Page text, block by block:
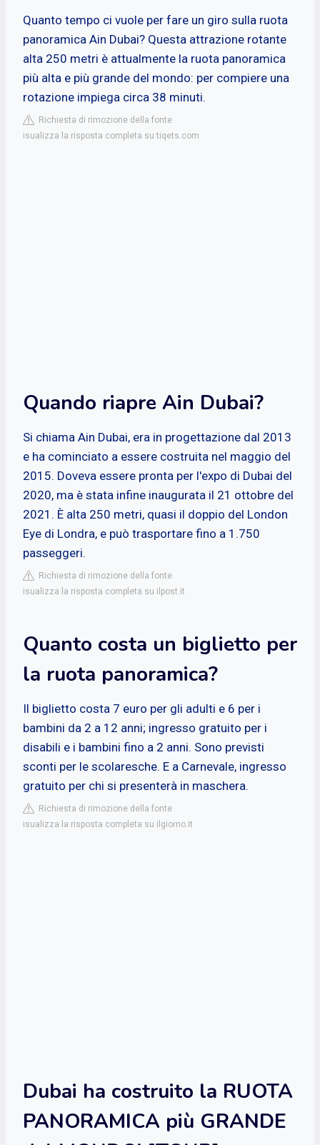
Quanto tempo ci vuole per fare un giro sulla ruota
panoramica Ain Dubai? Questa attrazione rotante
alta 250 metri è attualmente la ruota panoramica
più alta e più grande del mondo: per compiere una
rotazione impiega circa 38 minuti.
Richiesta di rimozione della fonte
isualizza la risposta completa su tiqets.com
Quando riapre Ain Dubai?
Si chiama Ain Dubai, era in progettazione dal 2013
e ha cominciato a essere costruita nel maggio del
2015. Doveva essere pronta per l'expo di Dubai del
2020, ma è stata infine inaugurata il 21 ottobre del
2021. È alta 250 metri, quasi il doppio del London
Eye di Londra, e può trasportare fino a 1.750
passeggeri.
Richiesta di rimozione della fonte
isualizza la risposta completa su ilpost.it
Quanto costa un biglietto per
la ruota panoramica?
Il biglietto costa 7 euro per gli adulti e 6 per i
bambini da 2 a 12 anni; ingresso gratuito per i
disabili e i bambini fino a 2 anni. Sono previsti
sconti per le scolaresche. E a Carnevale, ingresso
gratuito per chi si presenterà in maschera.
Richiesta di rimozione della fonte
isualizza la risposta completa su ilgiorno.it
Dubai ha costruito la RUOTA
PANORAMICA più GRANDE